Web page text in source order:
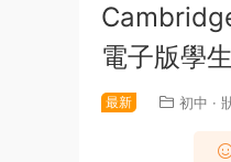
電子版學
最新 初中 ·